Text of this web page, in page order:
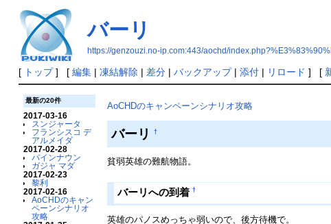
バーリ
https://genzouzi.no-ip.com:443/aochd/
[ トップ] [ 編集| 凍結解除 | 差分| バックアップ| 添付| リロード ] [
最新の20件
2017-03-16
スンジャータ
フランシスコ デ
アルメイダ
2017-02-28
バインナウン
ガジャ マダ
2017-02-23
黎利
2017-02-16
AoCHDのキャン
ペーンシナリオ
攻略
AoCHDのキャンペーンシナリオ攻略
バーリ†
貧弱英雄の難航物語。
バーリへの到着 †
英雄のパノスめっちゃ弱いので、後方待機で。